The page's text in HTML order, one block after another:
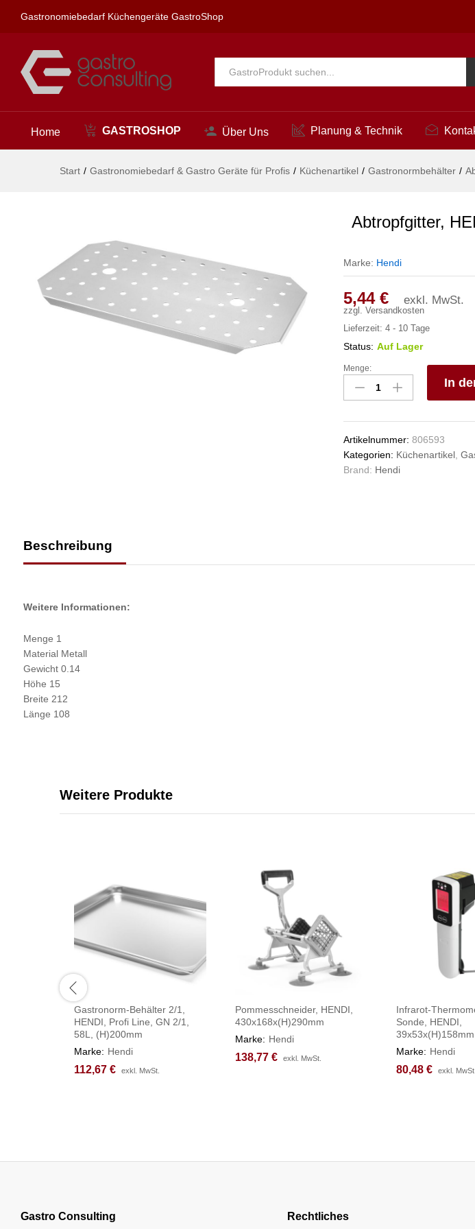
Gastronomiebedarf Küchengeräte GastroShop
Alle
Home GASTROSHOP Über Uns Planung & Technik
Start / Gastronomiebedarf & Gastro Geräte für Profis / Küchenartikel / Gastronormbehälter /
Abtropfgitter,
Marke: Hendi
5,44 € exkl. MwSt.
zzgl. Versandkosten
Lieferzeit: 4 - 10 Tage
Status: Auf Lager
Abtropfgitter,
HENDI,
Kitchen
1/4,
xx(H)mm
Anzahl
Menge:
In
Artikelnummer: 806593
Kategorien: Küchenartikel,
Brand: Hendi
Beschreibung
Weitere Informationen:
Menge 1
Material Metall
Gewicht 0.14
Höhe 15
Breite 212
Länge 108
Weitere Produkte
Gastronorm-Behälter 2/1,
HENDI, Profi Line, GN 2/1,
58L, (H)200mm
Marke: Hendi
112,67 € exkl. MwSt.
112,67 € exkl. MwSt.
Pommesschneider, HENDI,
430x168x(H)290mm
Marke: Hendi
138,77 € exkl. MwSt.
138,77 € exkl. MwSt.
Infrarot-
Sonde, HENDI,
39x53x(H)158mm
Marke: Hendi
80,48 € exkl. MwSt.
80,48 € exkl. MwSt.
Gastro Consulting Rechtliches
Beschreibung